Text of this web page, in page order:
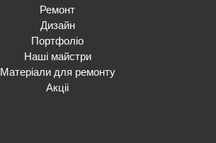
Ремонт
Дизайн
Портфоліо
Наші майстри
Матеріали для ремонту
Акціі